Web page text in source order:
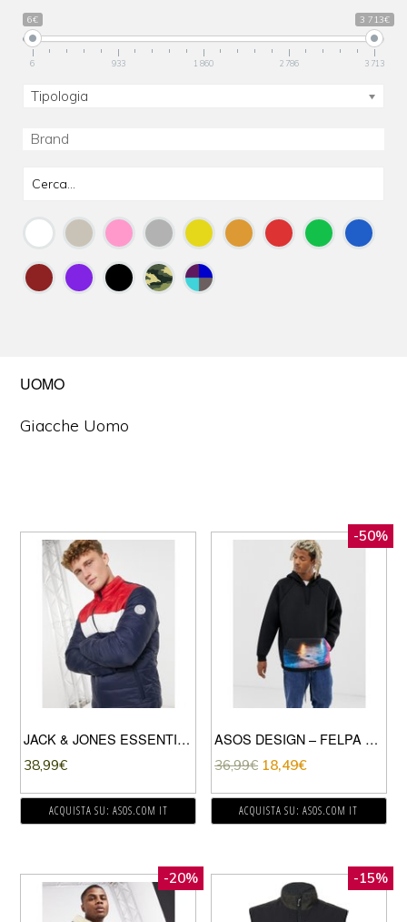
6€ 3 713€
6 933 1 860 2 786 3 713
Tipologia
UOMO
Giacche Uomo
JACK & JONES ESSENTIALS – PIUMINO CON COLLETTO BLU NAVY ROSSO E BIANCO
38,99€
ACQUISTA SU: ASOS.COM IT
-50%
ASOS DESIGN – FELPA NERA OVERSIZE CON CAPPUCCIO IN TESSUTO SCUBA CON STAMPA SULLA TASCA-NERO
36,99€ 18,49€
ACQUISTA SU: ASOS.COM IT
-20% -15%